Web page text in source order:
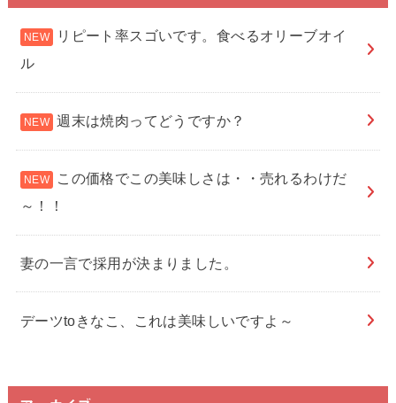
リピート率スゴいです。食べるオリーブオイ
ル
週末は焼肉ってどうですか？
この価格でこの美味しさは・・売れるわけだ
～！！
妻の一言で採用が決まりました。
デーツtoきなこ、これは美味しいですよ～